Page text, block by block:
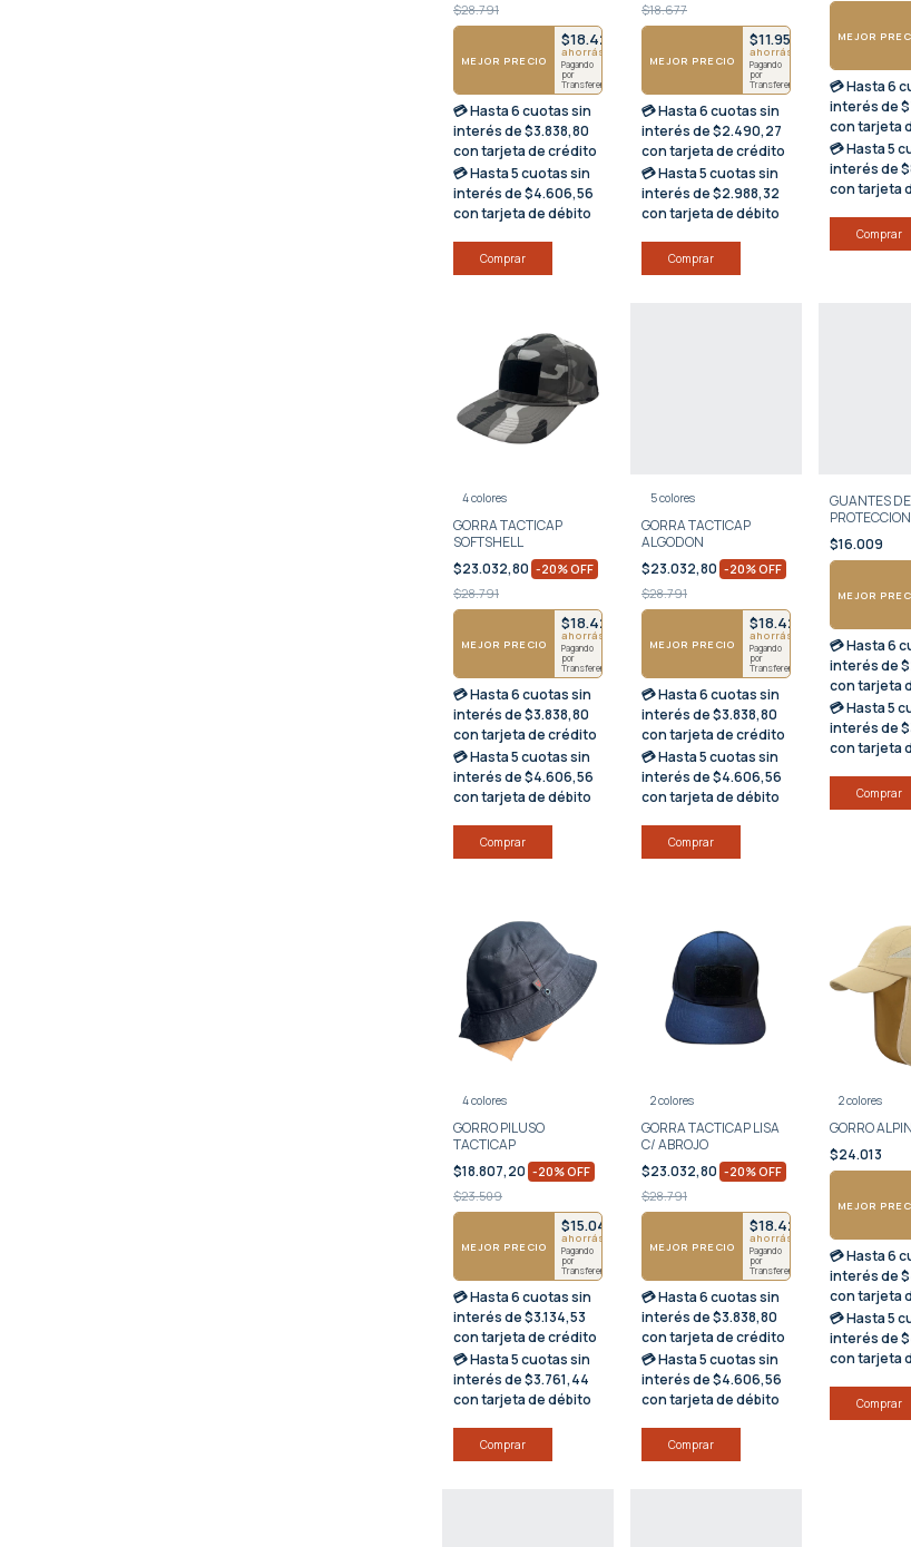
$28.791
MEJOR PRECIO
$18.426
ahorrás $4607
Pagando
por
Transferencia
💳 Hasta6 cuotas sin
interésde $3.838,80
con tarjeta de crédito
💳 Hasta5 cuotas sin
interésde $4.606,56
con tarjeta de débito
Comprar
$18.677
MEJOR PRECIO
$11.954
ahorrás $2988
Pagando
por
Transferencia
💳 Hasta6 cuotas sin
interésde $2.490,27
con tarjeta de crédito
💳 Hasta5 cuotas sin
interésde $2.988,32
con tarjeta de débito
Comprar
MEJOR
💳 Hasta6
interésde
con tarjeta
💳 Hasta5
interésde
con tarjeta
Comprar
4 colores
GORRA TACTICAP
SOFTSHELL
$23.032,80 -20%OFF
$28.791
MEJOR PRECIO
$18.426
ahorrás $4607
Pagando
por
Transferencia
💳 Hasta6 cuotas sin
interésde $3.838,80
con tarjeta de crédito
💳 Hasta5 cuotas sin
interésde $4.606,56
con tarjeta de débito
Comprar
5 colores
GORRA TACTICAP
ALGODON
$23.032,80 -20%OFF
$28.791
MEJOR PRECIO
$18.426
ahorrás $4607
Pagando
por
Transferencia
💳 Hasta6 cuotas sin
interésde $3.838,80
con tarjeta de crédito
💳 Hasta5 cuotas sin
interésde $4.606,56
con tarjeta de débito
Comprar
GUANTES DE
PROTECCION
ANTICORTE
$16.009
MEJOR
💳 Hasta6
interésde
con tarjeta
💳 Hasta5
interésde
con tarjeta
4 colores
GORRO PILUSO
TACTICAP
$18.807,20 -20%OFF
$23.509
MEJOR PRECIO
$15.046
ahorrás $3761
Pagando
por
Transferencia
💳 Hasta6 cuotas sin
interésde $3.134,53
con tarjeta de crédito
💳 Hasta5 cuotas sin
interésde $3.761,44
con tarjeta de débito
Comprar
2 colores
GORRA TACTICAP LISA
C/ ABROJO
$23.032,80 -20%OFF
$28.791
MEJOR PRECIO
$18.426
ahorrás $4607
Pagando
por
Transferencia
💳 Hasta6 cuotas sin
interésde $3.838,80
con tarjeta de crédito
💳 Hasta5 cuotas sin
interésde $4.606,56
con tarjeta de débito
Comprar
2 colores
GORRO
$24.013
MEJOR
💳 Hasta6
interésde
con tarjeta
💳 Hasta5
interésde
con tarjeta
Comprar